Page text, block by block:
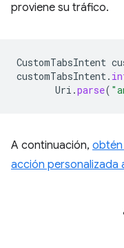
proviene su tráfico.
CustomTabsIntent
customTabsIntent.
Uri .parse(
A continuación, obtén
acción personalizada